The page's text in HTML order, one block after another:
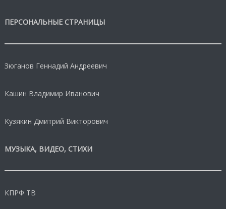
ПЕРСОНАЛЬНЫЕ СТРАНИЦЫ
Зюганов Геннадий Андреевич
Кашин Владимир Иванович
Кузякин Дмитрий Викторович
МУЗЫКА, ВИДЕО, СТИХИ
КПРФ ТВ